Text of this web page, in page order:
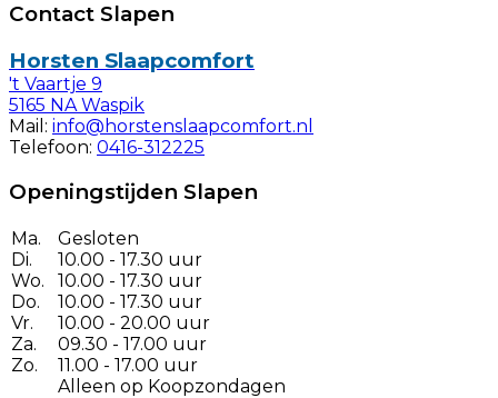
Contact Slapen
Horsten Slaapcomfort
't Vaartje 9
5165 NA Waspik
Mail: info@horstenslaapcomfort.nl
Telefoon: 0416-312225
Openingstijden Slapen
Ma.
Di.
Wo.
Do.
Vr.
Za.
Zo.
Gesloten
10.00 - 17.30 uur
10.00 - 17.30 uur
10.00 - 17.30 uur
10.00 - 20.00 uur
09.30 - 17.00 uur
11.00 - 17.00 uur
Alleen op Koopzondagen